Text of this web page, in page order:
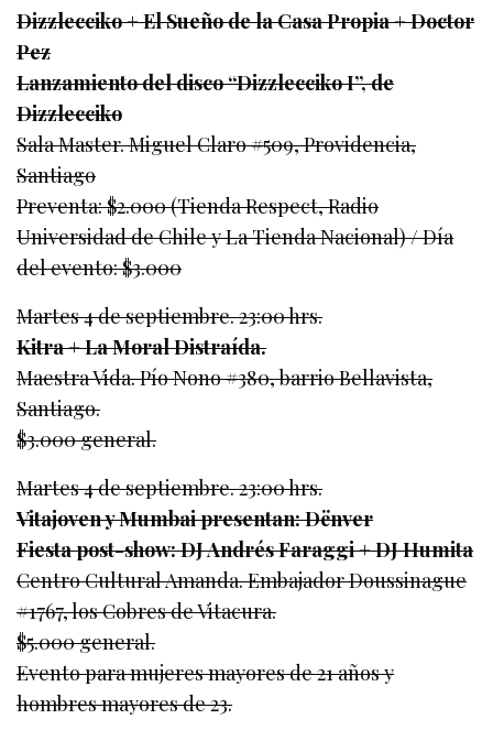
Dizzlecciko + El Sueño de la Casa Propia + Doctor
Pez
Lanzamiento del disco “Dizzlecciko I”, de
Dizzlecciko
Sala Master. Miguel Claro #509, Providencia,
Santiago
Preventa: $2.000 (Tienda Respect, Radio
Universidad de Chile y La Tienda Nacional) / Día
del evento: $3.000
Martes 4 de septiembre. 23:00 hrs.
Kitra + La Moral Distraída.
Maestra Vida. Pío Nono #380, barrio Bellavista,
Santiago.
$3.000 general.
Martes 4 de septiembre. 23:00 hrs.
Vitajoven y Mumbai presentan: Dënver
Fiesta post-show: DJ Andrés Faraggi + DJ Humita
Centro Cultural Amanda. Embajador Doussinague
#1767, los Cobres de Vitacura.
$5.000 general.
Evento para mujeres mayores de 21 años y
hombres mayores de 23.